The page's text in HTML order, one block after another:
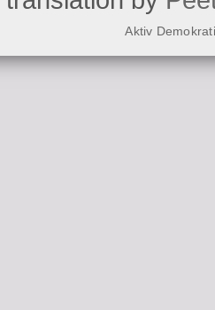
Aktiv Demokrati